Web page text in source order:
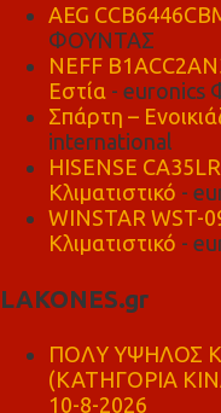
AEG
ΦΟΥΝΤΑΣ
NEFF
Εστία -
Σπάρτη –
international
HISENSE
Κλιματιστικό -
WINSTAR WST-
Κλιματιστικό -
LAKONES.gr
ΠΟΛΥ ΥΨΗΛΟΣ
(ΚΑΤΗΓΟΡΙΑ
10-8-2026